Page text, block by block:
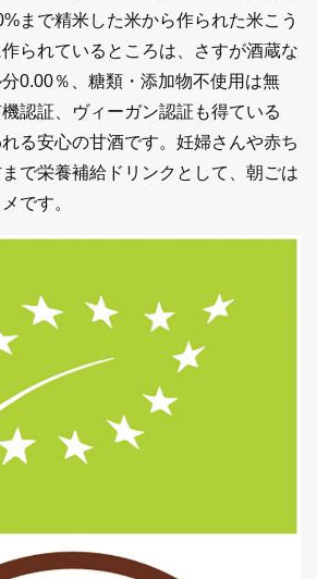
まで精米した米から作られた米こう
られているところは、さすが酒蔵な
0.00％、糖類・添加物不使用は無
認証、ヴィーガン認証も得ている
れる安心の甘酒です。妊婦さんや赤ち
で栄養補給ドリンクとして、朝ごは
です。